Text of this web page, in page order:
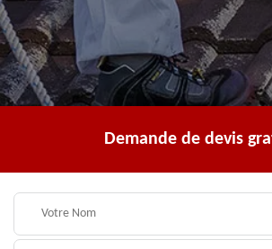
Demande de devis